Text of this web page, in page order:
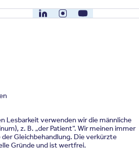
LinkedInInstagramYouTube
Lesbarkeit verwenden wir die männliche
z. B. „der Patient“. Wir meinen immer
Gleichbehandlung. Die verkürzte
Gründe und ist wertfrei.